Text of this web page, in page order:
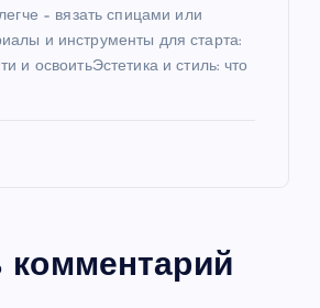
– вязать спицами или
и инструменты для старта:
и освоитьЭстетика и стиль: что
комментарий